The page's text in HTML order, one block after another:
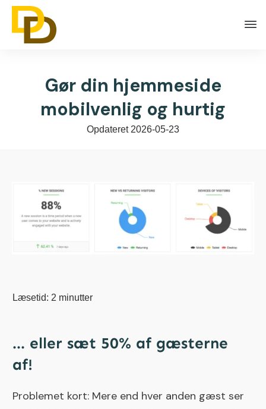
Gør din hjemmeside
mobilvenlig og hurtig
Opdateret 2026-05-23
Læsetid: 2 minutter
... eller sæt 50% af gæsterne
af!
Problemet kort: Mere end hver anden gæst ser